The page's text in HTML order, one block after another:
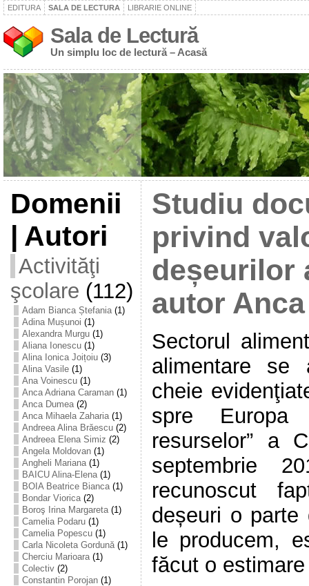
EDITURA SALA DE LECTURA LIBRARIE ONLINE
Sala de Lectură
Un simplu loc de lectură – Acasă
Domenii
| Autori
Activităţi
şcolare (112)
Adam Bianca Ștefania(1)
Adina Mușunoi (1)
Alexandra Murgu(1)
Aliana Ionescu(1)
Alina Ionica Joițoiu(3)
Alina Vasile(1)
Ana Voinescu(1)
Anca Adriana Caraman(1)
Anca Dumea(2)
Anca Mihaela Zaharia(1)
Andreea Alina Brăescu(2)
Andreea Elena Simiz (2)
Angela Moldovan(1)
Angheli Mariana(1)
BAICU Alina-Elena(1)
BOIA Beatrice Bianca(1)
Bondar Viorica(2)
Boroş Irina Margareta(1)
Camelia Podaru(1)
Camelia Popescu(1)
Carla Nicoleta Gordună(1)
Cherciu Marioara(1)
Colectiv(2)
Constantin Porojan(1)
Studiu
privind
deșeurilor
autor
Sectorul
alimentare se
cheie
spre
resurselor” a
septembrie
recunoscut
deșeuri o parte
le producem,
făcut o